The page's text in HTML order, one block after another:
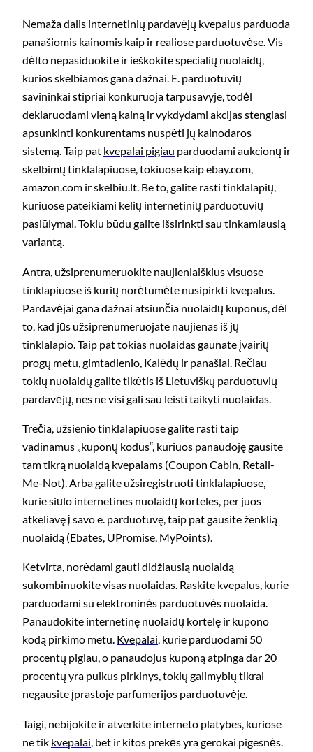
Nemaža dalis internetinių pardavėjų kvepalus parduoda
panašiomis kainomis kaip ir realiose parduotuvėse. Vis
dėlto nepasiduokite ir ieškokite specialių nuolaidų,
kurios skelbiamos gana dažnai. E. parduotuvių
savininkai stipriai konkuruoja tarpusavyje, todėl
deklaruodami vieną kainą ir vykdydami akcijas stengiasi
apsunkinti konkurentams nuspėti jų kainodaros
sistemą. Taip pat kvepalai pigiau parduodami aukcionų ir
skelbimų tinklalapiuose, tokiuose kaip ebay.com,
amazon.com ir skelbiu.lt. Be to, galite rasti tinklalapių,
kuriuose pateikiami kelių internetinių parduotuvių
pasiūlymai. Tokiu būdu galite išsirinkti sau tinkamiausią
variantą.
Antra, užsiprenumeruokite naujienlaiškius visuose
tinklapiuose iš kurių norėtumėte nusipirkti kvepalus.
Pardavėjai gana dažnai atsiunčia nuolaidų kuponus, dėl
to, kad jūs užsiprenumeruojate naujienas iš jų
tinklalapio. Taip pat tokias nuolaidas gaunate įvairių
progų metu, gimtadienio, Kalėdų ir panašiai. Rečiau
tokių nuolaidų galite tikėtis iš Lietuviškų parduotuvių
pardavėjų, nes ne visi gali sau leisti taikyti nuolaidas.
Trečia, užsienio tinklalapiuose galite rasti taip
vadinamus „kuponų kodus“, kuriuos panaudoję gausite
tam tikrą nuolaidą kvepalams (Coupon Cabin, Retail-
Me-Not). Arba galite užsiregistruoti tinklalapiuose,
kurie siūlo internetines nuolaidų korteles, per juos
atkeliavę į savo e. parduotuvę, taip pat gausite ženklią
nuolaidą (Ebates, UPromise, MyPoints).
Ketvirta, norėdami gauti didžiausią nuolaidą
sukombinuokite visas nuolaidas. Raskite kvepalus, kurie
parduodami su elektroninės parduotuvės nuolaida.
Panaudokite internetinę nuolaidų kortelę ir kupono
kodą pirkimo metu. Kvepalai, kurie parduodami 50
procentų pigiau, o panaudojus kuponą atpinga dar 20
procentų yra puikus pirkinys, tokių galimybių tikrai
negausite įprastoje parfumerijos parduotuvėje.
Taigi, nebijokite ir atverkite interneto platybes, kuriose
ne tik kvepalai , bet ir kitos prekės yra gerokai pigesnės.